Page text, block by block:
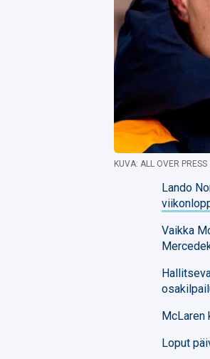
KUVA: ALL OVER PRESS
Lando
Vaikka
McLaren
Loput